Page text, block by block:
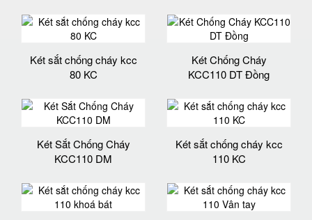
Két sắt chống cháy kcc
80 KC
Két Chống Cháy
KCC110 DT Đồng
Két Sắt Chống Cháy
KCC110 DM
Két sắt chống cháy kcc
110 KC